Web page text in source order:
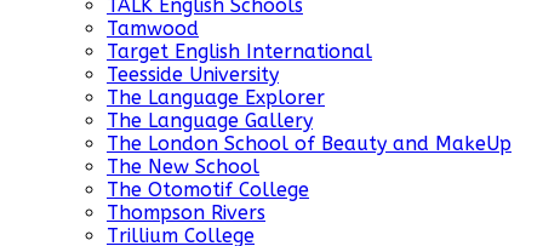
TALK English Schools
Tamwood
Target English International
Teesside University
The Language Explorer
The Language Gallery
The London School of Beauty and MakeUp
The New School
The Otomotif College
Thompson Rivers
Trillium College